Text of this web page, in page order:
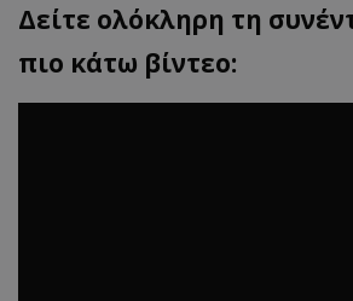
Δείτε ολόκληρη τη
πιο κάτω βίντεο: